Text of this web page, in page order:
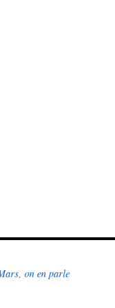
on en parle